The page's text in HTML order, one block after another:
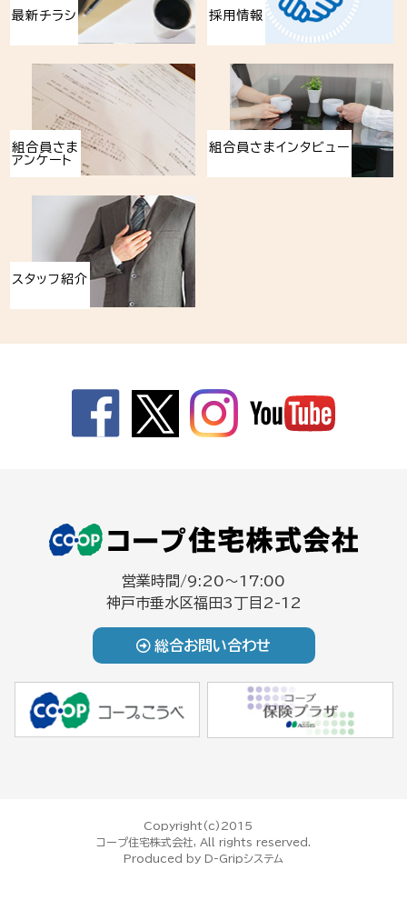
最新チラシ 採用情報
組合員さま
アンケート
組合員さまインタビュー
スタッフ紹介
営業時間/9:20～17:00
神戸市垂水区福田3丁目2-12
総合お問い合わせ
Copyright(c)2015
コープ住宅株式会社, All rights reserved.
Produced by D-Gripシステム